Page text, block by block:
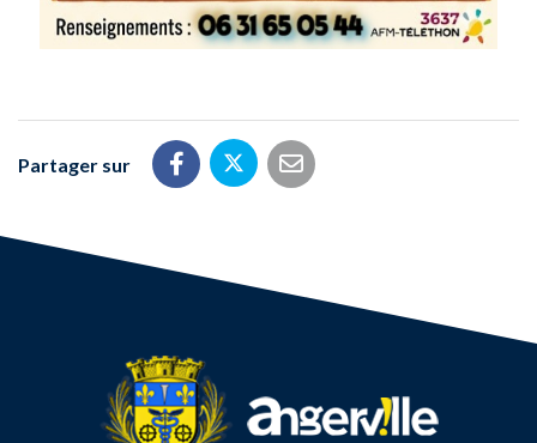
Partager sur Partager sur Facebook
Partager sur Twitter
Partager par email